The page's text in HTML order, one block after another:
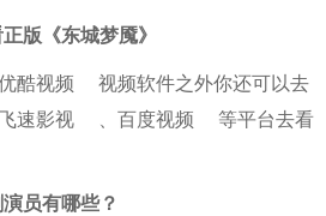
版《东城梦魇》
酷视频
视频软件之外你还可以去
速影视 、 百度视频
等平台去看
员有哪些？